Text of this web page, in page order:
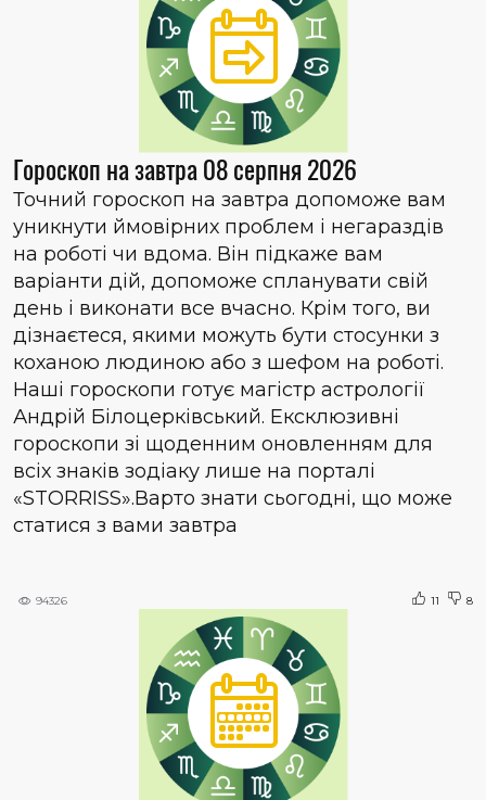
Гороскоп на завтра 08 серпня 2026
Точний гороскоп на завтра допоможе вам
уникнути ймовірних проблем і негараздів
на роботі чи вдома. Він підкаже вам
варіанти дій, допоможе спланувати свій
день і виконати все вчасно. Крім того, ви
дізнаєтеся, якими можуть бути стосунки з
коханою людиною або з шефом на роботі.
Наші гороскопи готує магістр астрології
Андрій Білоцерківський. Ексклюзивні
гороскопи зі щоденним оновленням для
всіх знаків зодіаку лише на порталі
«STORRISS».Варто знати сьогодні, що може
статися з вами завтра
94326 11 8